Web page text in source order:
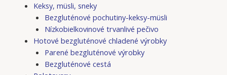
Keksy, müsli, sneky
Bezgluténové pochutiny-keksy-müsli
Nízkobielkovinové trvanlivé pečivo
Hotové bezgluténové chladené výrobky
Parené bezgluténové výrobky
Bezgluténové cestá